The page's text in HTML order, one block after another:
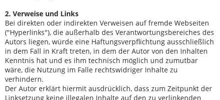
2. Verweise und Links
Bei direkten oder indirekten Verweisen auf fremde Webseiten
("Hyperlinks"), die außerhalb des Verantwortungsbereiches des
Autors liegen, würde eine Haftungsverpflichtung ausschließlich
in dem Fall in Kraft treten, in dem der Autor von den Inhalten
Kenntnis hat und es ihm technisch möglich und zumutbar
wäre, die Nutzung im Falle rechtswidriger Inhalte zu
verhindern.
Der Autor erklärt hiermit ausdrücklich, dass zum Zeitpunkt der
Linksetzung keine illegalen Inhalte auf den zu verlinkenden